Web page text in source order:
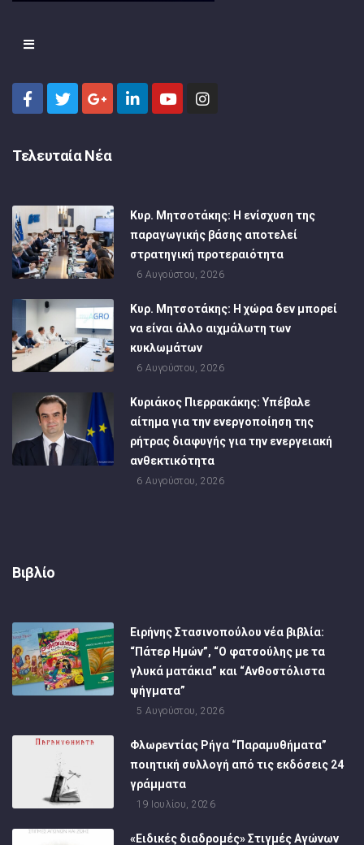
Τελευταία Νέα
Κυρ. Μητσοτάκης: Η ενίσχυση της
παραγωγικής βάσης αποτελεί
στρατηγική προτεραιότητα
6 Αυγούστου, 2026
Κυρ. Μητσοτάκης: Η χώρα δεν μπορεί
να είναι άλλο αιχμάλωτη των
κυκλωμάτων
6 Αυγούστου, 2026
Κυριάκος Πιερρακάκης: Υπέβαλε
αίτημα για την ενεργοποίηση της
ρήτρας διαφυγής για την ενεργειακή
ανθεκτικότητα
6 Αυγούστου, 2026
Βιβλίο
Ειρήνης Στασινοπούλου νέα βιβλία:
“Πάτερ Ημών”, “Ο φατσούλης με τα
γλυκά ματάκια” και “Ανθοστόλιστα
ψήγματα”
5 Αυγούστου, 2026
Φλωρεντίας Ρήγα “Παραμυθήματα”
ποιητική συλλογή από τις εκδόσεις 24
γράμματα
19 Ιουλίου, 2026
«Ειδικές διαδρομές» Στιγμές Αγώνων